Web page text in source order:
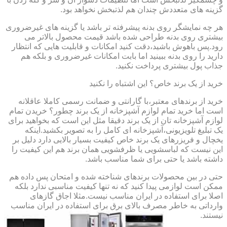
گزینه های متعددش چندان هم لذتبخش نخواهد بود.
هر چه نمایشگر روی بدنه پیشرفته تر باشد یا گزینه های غیرضروری
بیشتری روی بدنه طراحی شده باشد قیمت محصول بالاتر می
رود.پس باهوش باشید،دقت کنید امکانات و قابلیت هایی که انتظار
دارید را روی بدنه ببینید اما بابت امکانات غیرضروری و بلکه هم
جذاب پول بیشتری پرداخت نکنید.
خرید از یک برند خاص؟ این اشتباه را نکنید
خرید از برندهای معتبر،با گارانتی و ضمانت رسمی کاملا عاقلانه
است اما خرید تمام لوازم آشپزخانه از یک برند چطور؟ خریدن تمام
لوازم آشپزخانه تان از یک برند دقیقا مثل این است که بخواهید برای
یک تبلیغ تلویزیونی،آشپزخانه ای کامل را به تصویر بکشید.اینکه
یخچال و فریزرهای یک برند خاص کیفیت بسیار بالایی دارد دلیل بر
این نیست که لباسشویی یا ظرفشویی همان برند هم این کیفیت را
داشته باشد یا حتی برای شما مناسب باشد.
حتی در بین محصولات برندهای شناخته شده و امتحان پس داده هم
ممکن است لوازمی پیدا کنید که نه تنها کیفیت مناسبی ندارد بلکه
اصلا برای استفاده در ایران مناسب نیست.مثلا اجاق گازهای
وارداتی به خاطر مصرف بالای برق برای استفاده در ایران مناسب
نیستند.